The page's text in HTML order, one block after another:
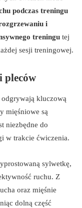
podczas treningu
i
treningu tej
sesji treningowej.
pleców
odgrywają kluczową
mięśniowe są
niezbędne do
w trakcie ćwiczenia.
sylwetkę,
ruchu. Z
oraz mięśnie
dolną część